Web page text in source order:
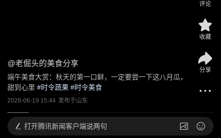
@老倔头的美食分享
端午美食大赏：秋天的第一口鲜，一定要尝一下这八月瓜，
甜到心里 #时令蔬果 #时令美食
2026-06-19 15:44 发布于山东
评论
收藏
分享
打开腾讯新闻客户端说两句